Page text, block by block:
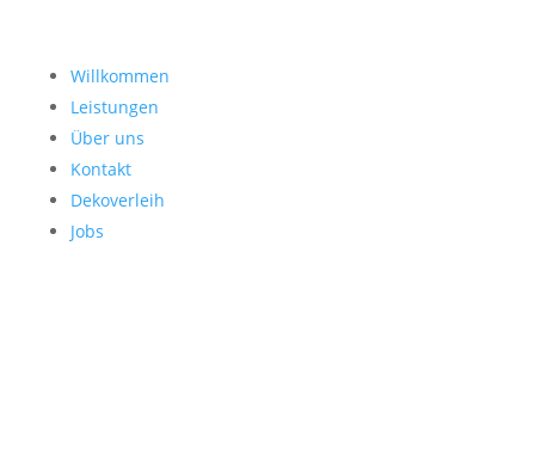
Willkommen
Leistungen
Über uns
Kontakt
Dekoverleih
Jobs